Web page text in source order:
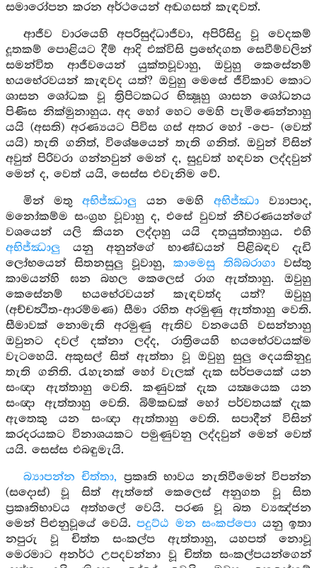
සමාරෝපන කරන අර්ථයෙන් අඬගසත් කැඳවත්.
ආජීව වාරයෙහි අපරිසුද්ධාජීවා, අපිරිසිදු වූ වෙදකම්
දූතකම් පොළියට දීම් ආදි එක්විසි ප්‍රභේදගත සෙවීම්වලින්
සමන්විත ආජීවයෙන් යුක්තවූවාහු, ඔවුහු කෙසේනම්
භයභේරවයන් කැඳවද යත්? ඔවුහු මෙසේ ජීවිකාව කොට
ශාසන ශෝධක වූ ත්‍රිපිටකධර භික්‍ෂූහු ශාසන ශෝධනය
පිණිස නික්මුනාහුය. අද හෝ හෙට මෙහි පැමිණෙන්නාහු
යයි (අසති) අරණ්‍යයට පිවිස ගස් අතර හෝ -පෙ- (වෙත්
යයි) තැති ගනිත්, විශේෂයෙන් තැති ගනිත්. ඔවුන් විසින්
අවුත් පිරිවරා ගන්නවුන් මෙන් ද, සුදුවත් හඳවන ලද්දවුන්
මෙන් ද, වෙත් යයි, සෙස්ස එවැනිම වේ.
මින් මතුඅභිජ්ඣාලු යන මෙහිඅභිජ්ඣා ව්‍යාපාද,
මනෝකම්ම සංග්‍රහ වූවාහු ද, එසේ වුවත් නීවරණයන්ගේ
වශයෙන් යලි කියන ලද්දාහු යයි දතයුත්තාහුය. එහි
අභිජ්ඣාලු යනු අනුන්ගේ භාණ්ඩයන් පිළිබඳව දැඩි
ලෝභයෙන් සිතනසුලු වූවාහු, කාමෙසු තිබ්බරාගා වස්තු
කාමයන්හි ඝන බහල කෙලෙස් රාග ඇත්තාහු. ඔවුහු
කෙසේනම් භයභේරවයන් කැඳවත්ද යත්? ඔවුහු
(අච්චත්‍ථිත-ආරම්මණ) සීමා රහිත අරමුණු ඇත්තාහු වෙති.
සීමාවක් නොමැති අරමුණු ඇතිව වනයෙහි වසන්නාහු
ඔවුනට දවල් දක්නා ලද්ද, රාත්‍රියෙහි භයභේරවයක්ම
වැටහෙයි. අකුසල් සිත් ඇත්තා වූ ඔවුහු සුලු දෙයකිනුදු
තැති ගනිති. රැහැනක් හෝ වැලක් දැක සර්පයෙක් යන
සංඥා ඇත්තාහු වෙති. කණුවක් දැක යක්‍ෂයෙක යන
සංඥා ඇත්තාහු වෙති. බිම්කඩක් හෝ පර්වතයක් දැක
ඇතෙකු යන සංඥා ඇත්තාහු වෙති. සපාදීන් විසින්
කරදරයකට විනාශයකට පමුණුවනු ලද්දවුන් මෙන් වෙත්
යයි. සෙස්ස එබඳුමැයි.
බ්‍යාපන්න චිත්තා, ප්‍රකෘති භාවය නැතිවීමෙන් විපන්න
(සදොස්) වූ සිත් ඇත්තේ කෙලෙස් අනුගත වූ සිත
ප්‍රකෘතිභාවය අත්හලේ වෙයි. පරණ වූ බත ව්‍යඤ්ජන
මෙන් පිළුනුවූයේ වෙයි.පදුට්ඨ මන සංකප්පො යනු ඉතා
නපුරු වූ චිත්ත සංකල්ප ඇත්තාහු, යහපත් නොවූ
මෙරමාට අනර්ථ උපදවන්නා වූ චිත්ත සංකල්පයන්ගෙන්